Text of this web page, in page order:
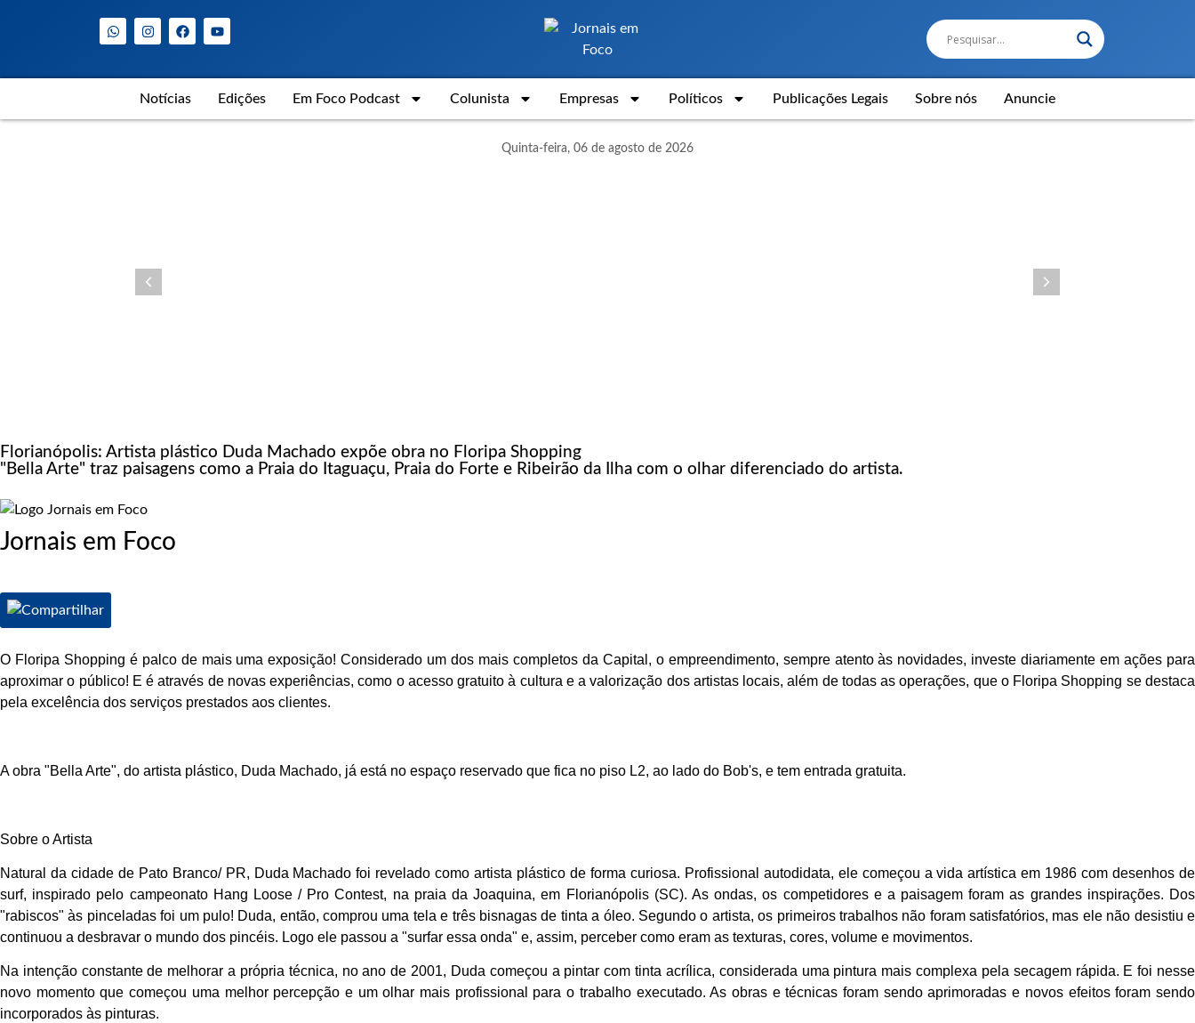
Notícias Edições Em Foco Podcast Colunista Empresas Políticos Publicações Legais Sobre nós Anuncie
Quinta-feira, 06 de agosto de 2026
Florianópolis: Artista plástico Duda Machado expõe obra no Floripa Shopping
"Bella Arte" traz paisagens como a Praia do Itaguaçu, Praia do Forte e Ribeirão da Ilha com o olhar diferenciado do artista.
Jornais em Foco
O Floripa Shopping é palco de mais uma exposição! Considerado um dos mais completos da Capital, o empreendimento, sempre atento às novidades, investe diariamente em ações para
aproximar o público! E é através de novas experiências, como o acesso gratuito à cultura e a valorização dos artistas locais, além de todas as operações, que o Floripa Shopping se destaca
pela excelência dos serviços prestados aos clientes.
A obra "Bella Arte", do artista plástico, Duda Machado, já está no espaço reservado que fica no piso L2, ao lado do Bob's, e tem entrada gratuita.
Sobre o Artista
Natural da cidade de Pato Branco/ PR, Duda Machado foi revelado como artista plástico de forma curiosa. Profissional autodidata, ele começou a vida artística em 1986 com desenhos de
surf, inspirado pelo campeonato Hang Loose / Pro Contest, na praia da Joaquina, em Florianópolis (SC). As ondas, os competidores e a paisagem foram as grandes inspirações. Dos
"rabiscos" às pinceladas foi um pulo! Duda, então, comprou uma tela e três bisnagas de tinta a óleo. Segundo o artista, os primeiros trabalhos não foram satisfatórios, mas ele não desistiu e
continuou a desbravar o mundo dos pincéis. Logo ele passou a "surfar essa onda" e, assim, perceber como eram as texturas, cores, volume e movimentos.
Na intenção constante de melhorar a própria técnica, no ano de 2001, Duda começou a pintar com tinta acrílica, considerada uma pintura mais complexa pela secagem rápida. E foi nesse
novo momento que começou uma melhor percepção e um olhar mais profissional para o trabalho executado. As obras e técnicas foram sendo aprimoradas e novos efeitos foram sendo
incorporados às pinturas.